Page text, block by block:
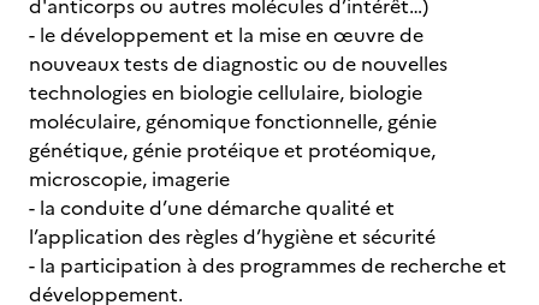
d'anticorps ou autres molécules d’intérêt…)
- le développement et la mise en œuvre de
nouveaux tests de diagnostic ou de nouvelles
technologies en biologie cellulaire, biologie
moléculaire, génomique fonctionnelle, génie
génétique, génie protéique et protéomique,
microscopie, imagerie
- la conduite d’une démarche qualité et
l’application des règles d’hygiène et sécurité
- la participation à des programmes de recherche et
développement.